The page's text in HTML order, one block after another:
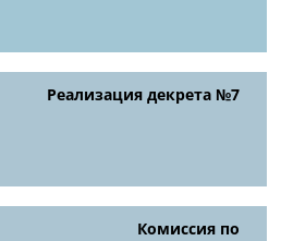
Реализация декрета №7
Комиссия по